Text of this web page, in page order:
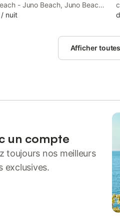
- Juno Beach, Juno Beach
Centre, Chambres
/ nuit
Afficher
un compte
toujours nos meilleurs
exclusives.